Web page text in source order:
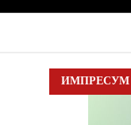
ИМПРЕСУМ